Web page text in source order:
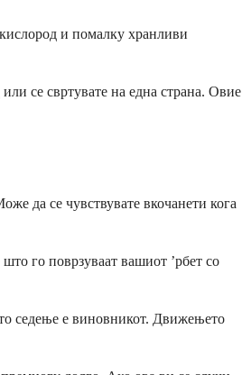
и помалку хранливи
се свртувате на една страна. Овие
да се чувствувате вкочанети кога
го поврзуваат вашиот ’рбет со
седење е виновникот. Движењето